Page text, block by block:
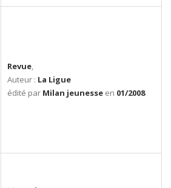
Revue,
Auteur : La Ligue
édité par Milan jeunesse en 01/2008